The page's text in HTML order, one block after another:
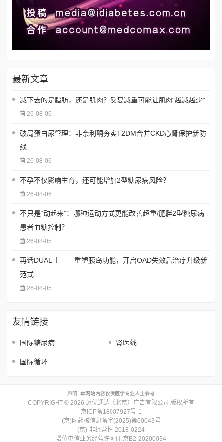
最新文章
减下去的是脂肪，还是肌肉？反复减重可能让肌肉“越减越少”
26-08-06
破局蛋白尿管理：非奈利酮夯实T2DM合并CKD心肾保护新防
线
26-08-06
不孕不仅影响生育，还可能增加2型糖尿病风险？
26-08-06
不只是“动起来”：哪种运动方式更能改善超重/肥胖2型糖尿病
患者血糖控制？
26-08-05
再话DUAL Ⅰ——重塑胰岛功能，开启OAD失效后治疗升级新
范式
26-08-05
友情链接
国际糖尿病 肾医线
国际循环
声明: 本网站内容仅供医学专业人士参考
COPYRIGHT © 2026 迈优通达（北京）广告有限公司 版权所有
京ICP备18007927号-1
(京)网药械信息备字(2025)第00043号
(京)-非经营性-2018-0224
增值电信业务经营许可证:京B2-20200034